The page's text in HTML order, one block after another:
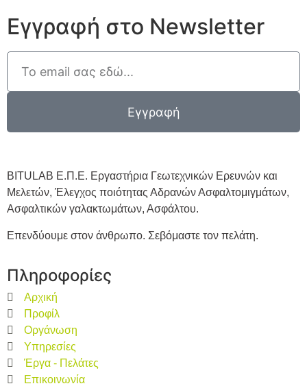
Εγγραφή στο Νewsletter
Εγγραφή
BITULAB Ε.Π.Ε. Εργαστήρια Γεωτεχνικών Ερευνών και
Μελετών, Έλεγχος ποιότητας Αδρανών Ασφαλτομιγμάτων,
Ασφαλτικών γαλακτωμάτων, Ασφάλτου.
Επενδύουμε στον άνθρωπο. Σεβόμαστε τον πελάτη.
Πληροφορίες
Αρχική
Προφίλ
Οργάνωση
Υπηρεσίες
Έργα - Πελάτες
Επικοινωνία